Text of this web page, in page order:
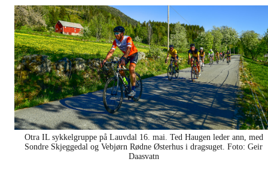
Otra IL sykkelgruppe på Lauvdal 16. mai. Ted Haugen leder ann, med
Sondre Skjeggedal og Vebjørn Rødne Østerhus i dragsuget. Foto: Geir
Daasvatn